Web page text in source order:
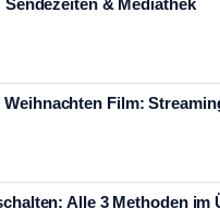
& Mediathek
Film:
Alle 3 Methoden im